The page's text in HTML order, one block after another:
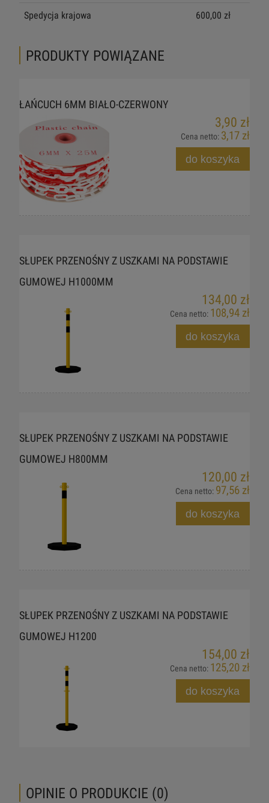
Spedycja krajowa 600,00 zł
PRODUKTY POWIĄZANE
ŁAŃCUCH 6MM BIAŁO-CZERWONY
3,90 zł
Cena netto: 3,17 zł
do koszyka
SŁUPEK PRZENOŚNY Z USZKAMI NA PODSTAWIE
GUMOWEJ H1000MM
134,00 zł
Cena netto: 108,94 zł
do koszyka
SŁUPEK PRZENOŚNY Z USZKAMI NA PODSTAWIE
GUMOWEJ H800MM
120,00 zł
Cena netto: 97,56 zł
do koszyka
SŁUPEK PRZENOŚNY Z USZKAMI NA PODSTAWIE
GUMOWEJ H1200
154,00 zł
Cena netto: 125,20 zł
do koszyka
OPINIE O PRODUKCIE (0)